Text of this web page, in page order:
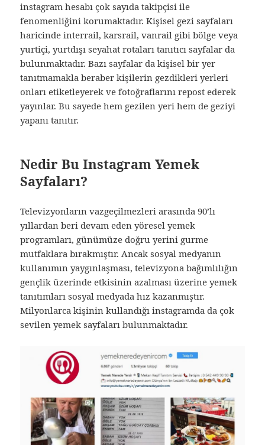
instagram hesabı çok sayıda takipçisi ile
fenomenliğini korumaktadır. Kişisel gezi sayfaları
haricinde interrail, karsrail, vanrail gibi bölge veya
yurtiçi, yurtdışı seyahat rotaları tanıtıcı sayfalar da
bulunmaktadır. Bazı sayfalar da kişisel bir yer
tanıtmamakla beraber kişilerin gezdikleri yerleri
onları etiketleyerek ve fotoğraflarını repost ederek
yayınlar. Bu sayede hem gezilen yeri hem de geziyi
yapanı tanıtır.
Nedir Bu Instagram Yemek
Sayfaları?
Televizyonların vazgeçilmezleri arasında 90’lı
yıllardan beri devam eden yöresel yemek
programları, günümüze doğru yerini gurme
mutfaklara bırakmıştır. Ancak sosyal medyanın
kullanımın yaygınlaşması, televizyona bağımlılığın
gençlik üzerinde etkisinin azalması üzerine yemek
tanıtımları sosyal medyada hız kazanmıştır.
Milyonlarca kişinin kullandığı instagramda da çok
sevilen yemek sayfaları bulunmaktadır.